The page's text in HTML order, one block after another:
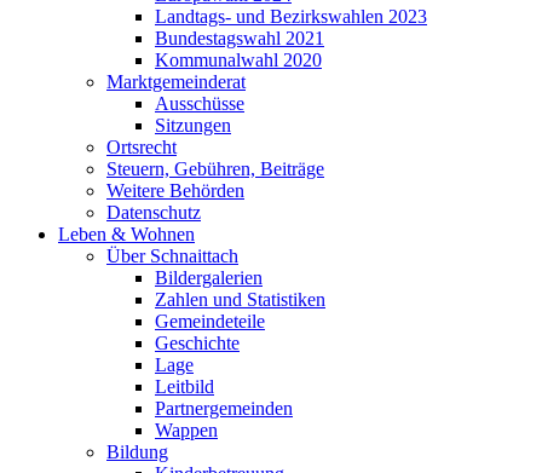
Landtags- und Bezirkswahlen 2023
Bundestagswahl 2021
Kommunalwahl 2020
Marktgemeinderat
Ausschüsse
Sitzungen
Ortsrecht
Steuern, Gebühren, Beiträge
Weitere Behörden
Datenschutz
Leben & Wohnen
Über Schnaittach
Bildergalerien
Zahlen und Statistiken
Gemeindeteile
Geschichte
Lage
Leitbild
Partnergemeinden
Wappen
Bildung